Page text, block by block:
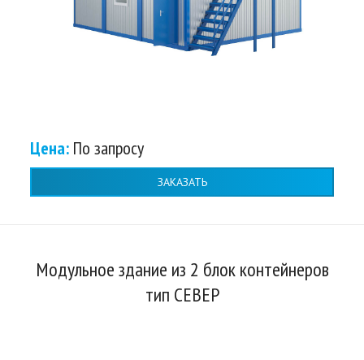
Цена: По запросу
ЗАКАЗАТЬ
Модульное здание из 2 блок контейнеров
тип СЕВЕР